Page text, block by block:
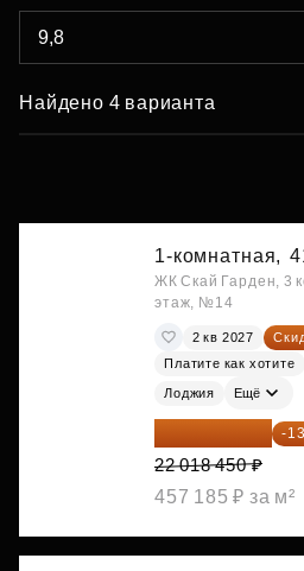
Найдено 4 варианта
1-комнатная,
ЖК Скай Гарден, 3
этаж, №14
2 кв 2027
Платите как хотите
Лоджия Ещё
19 156 052 ₽ -
22 018 450 ₽
457 185 ₽ за м²